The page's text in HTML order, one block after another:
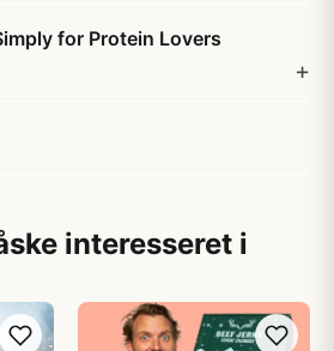
for Protein Lovers
interesseret i